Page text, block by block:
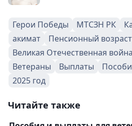
Герои Победы МТСЗН РК
акимат
Пенсионный возраст
Великая Отечественная война
Ветераны
Выплаты
2025 год
Читайте также